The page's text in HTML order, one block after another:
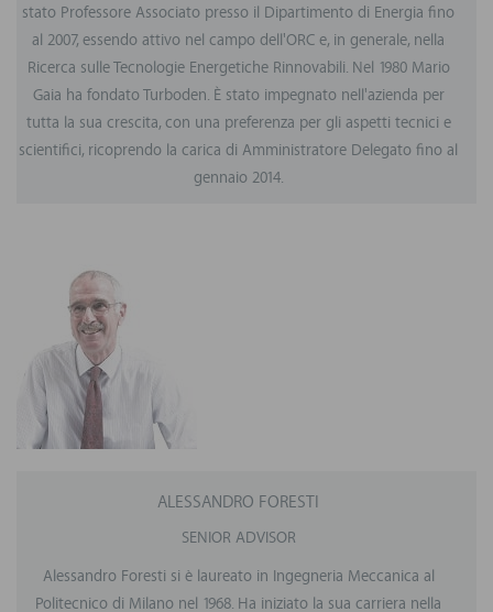
stato Professore Associato presso il Dipartimento di Energia fino
al 2007, essendo attivo nel campo dell'ORC e, in generale, nella
Ricerca sulle Tecnologie Energetiche Rinnovabili. Nel 1980 Mario
Gaia ha fondato Turboden. È stato impegnato nell'azienda per
tutta la sua crescita, con una preferenza per gli aspetti tecnici e
scientifici, ricoprendo la carica di Amministratore Delegato fino al
gennaio 2014.
ALESSANDRO FORESTI
SENIOR ADVISOR
Alessandro Foresti si è laureato in Ingegneria Meccanica al
Politecnico di Milano nel 1968. Ha iniziato la sua carriera nella